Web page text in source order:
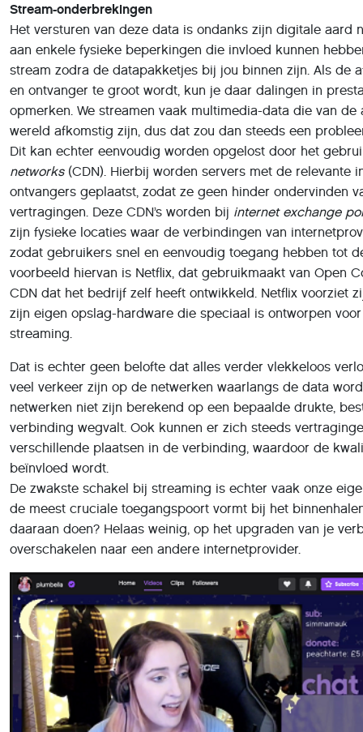
wereld afkomstig zijn, dus dat zou dan steeds een
Dit kan echter eenvoudig worden opgelost door het
networks(CDN). Hierbij worden servers met de relevante
ontvangers geplaatst, zodat ze geen hinder ondervinden
vertragingen. Deze CDN’s worden bijinternet exchange
zijn fysieke locaties waar de verbindingen van
zodat gebruikers snel en eenvoudig toegang hebben tot
voorbeeld hiervan is Netflix, dat gebruikmaakt van Open
CDN dat het bedrijf zelf heeft ontwikkeld. Netflix voorziet
zijn eigen opslag-hardware die speciaal is ontworpen
streaming.
Dat is echter geen belofte dat alles verder vlekkeloos
veel verkeer zijn op de netwerken waarlangs de data
netwerken niet zijn berekend op een bepaalde drukte,
verbinding wegvalt. Ook kunnen er zich steeds
verschillende plaatsen in de verbinding, waardoor de
beïnvloed wordt.
De zwakste schakel bij streaming is echter vaak onze
de meest cruciale toegangspoort vormt bij het
daaraan doen? Helaas weinig, op het upgraden van je
overschakelen naar een andere internetprovider.